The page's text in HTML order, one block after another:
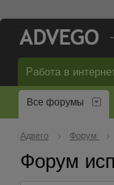
Работа в
Все форумы
Адвего Форум
Форум